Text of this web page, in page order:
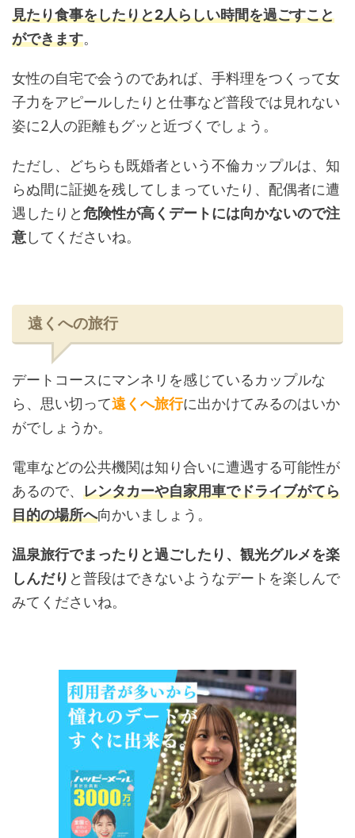
見たり食事をしたりと2人らしい時間を過ごすこと
ができます。
女性の自宅で会うのであれば、手料理をつくって女
子力をアピールしたりと仕事など普段では見れない
姿に2人の距離もグッと近づくでしょう。
ただし、どちらも既婚者という不倫カップルは、知
らぬ間に証拠を残してしまっていたり、配偶者に遭
遇したりと危険性が高くデートには向かないので注
意してくださいね。
遠くへの旅行
デートコースにマンネリを感じているカップルな
ら、思い切って遠くへ旅行に出かけてみるのはいか
がでしょうか。
電車などの公共機関は知り合いに遭遇する可能性が
あるので、 レンタカーや自家用車でドライブがてら
目的の場所へ向かいましょう。
温泉旅行でまったりと過ごしたり、観光グルメを楽
しんだり と普段はできないようなデートを楽しんで
みてくださいね。